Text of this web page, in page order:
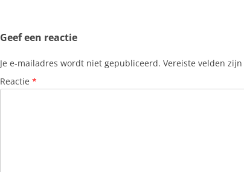
Geef een reactie
Je e-mailadres wordt niet gepubliceerd. Vereiste velden
Reactie *